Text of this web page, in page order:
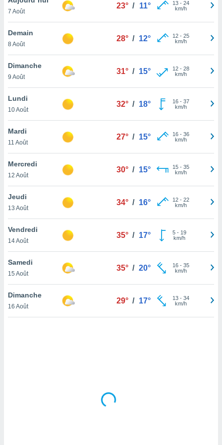
et
»,
au
vous
qu'ils
ou
le
ainsi
un
la
du
en
de
7 Août
23° / 11° 13- 24
km/h
Demain
8 Août
28° / 12° 12- 25
km/h
Dimanche
9 Août
31° / 15° 12- 28
km/h
Lundi
10 Août
32° / 18° 16- 37
km/h
Mardi
11 Août
27° / 15° 16- 36
km/h
Mercredi
12 Août
30° / 15° 15- 35
km/h
Jeudi
13 Août
34° / 16° 12- 22
km/h
Vendredi
14 Août
35° / 17° 5- 19
km/h
Samedi
15 Août
35° / 20° 16- 35
km/h
Dimanche
16 Août
29° / 17° 13- 34
km/h